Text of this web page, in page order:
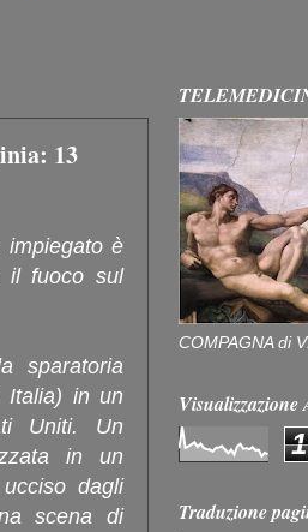
13
è
il fuoco sul
sparatoria
Italia) in un
Uniti. Un
in un
dagli
scena di
COMPAGNA di
1
Traduzione